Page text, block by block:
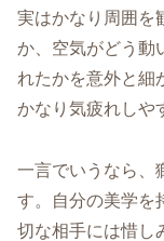
実はかなり周囲を
か、空気がどう動
れたかを意外と細
かなり気疲れしや
一言でいうなら、
す。自分の美学を
切な相手には惜し